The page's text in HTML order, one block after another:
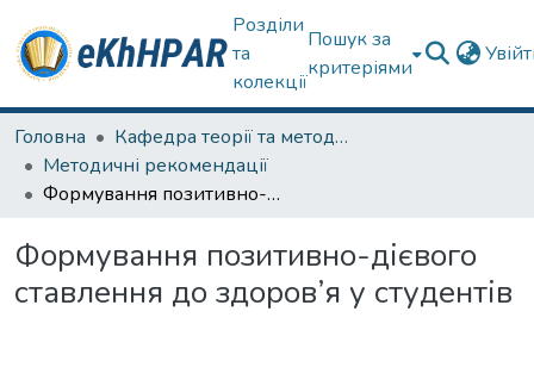
Розділи
та
колекції
Пошук за
критеріями
Головна
Кафедра теорії та методик дошкільної освіти
Методичні рекомендації
Формування позитивно-дієвого ставлення до здоров’я у студентів
Формування позитивно-дієвого
ставлення до здоров’я у студентів